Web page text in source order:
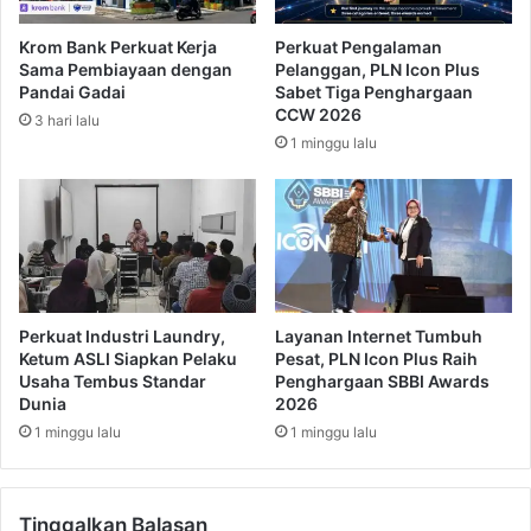
a
i
n
g
d
i
u
a
h
a
K
a
r
y
a
3
u
a
l
w
t
j
a
p
a
h
i
t
I
Krom Bank Perkuat Kerja
Sama Pembiayaan dengan
Pandai Gadai
3 hari lalu
Perkuat Pengalaman
Pelanggan, PLN Icon Plus
Sabet Tiga Penghargaan
CCW 2026
1 minggu lalu
Perkuat Industri Laundry,
Ketum ASLI Siapkan Pelaku
Usaha Tembus Standar
Dunia
1 minggu lalu
Layanan Internet Tumbuh
Pesat, PLN Icon Plus Raih
Penghargaan SBBI Awards
2026
1 minggu lalu
Tinggalkan Balasan